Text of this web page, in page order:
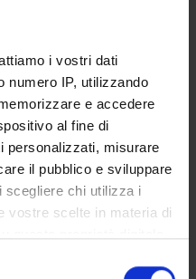
i vostri dati
numero IP, utilizzando
e accedere
al fine di
personalizzati, misurare
il pubblico e sviluppare
scegliere chi utilizza i
vostre scelte in materia di